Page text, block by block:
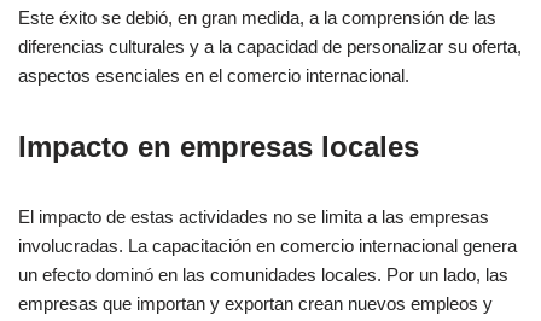
Este éxito se debió, en gran medida, a la comprensión de las
diferencias culturales y a la capacidad de personalizar su oferta,
aspectos esenciales en el comercio internacional.
Impacto en empresas locales
El impacto de estas actividades no se limita a las empresas
involucradas. La capacitación en comercio internacional genera
un efecto dominó en las comunidades locales. Por un lado, las
empresas que importan y exportan crean nuevos empleos y